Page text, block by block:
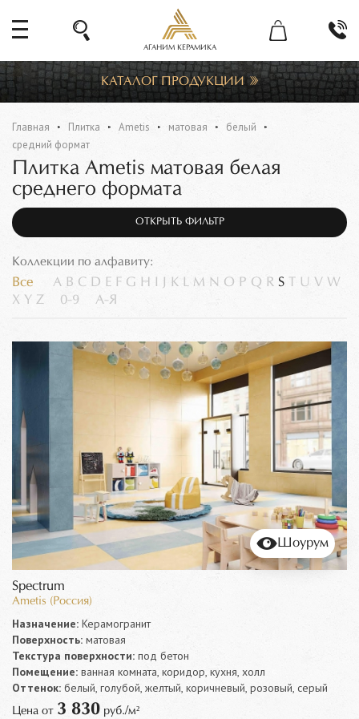
АГАНИМ КЕРАМИКА
КАТАЛОГ ПРОДУКЦИИ
Главная Плитка Ametis матовая
белый
средний формат
Плитка Ametis матовая белая
среднего формата
ОТКРЫТЬ ФИЛЬТР
Коллекции по алфавиту:
Все A B C D E F G H K L M N O P Q R S U V W
X Y Z 0-9 А-Я
Шоурум
Spectrum
Ametis (Россия)
Назначение: Керамогранит
Поверхность: матовая
Текстура поверхности: под бетон
Помещение: ванная комната, коридор, кухня, холл
Оттенок: белый, голубой, желтый, коричневый, розовый, серый
Цена от 3 830 руб./м²